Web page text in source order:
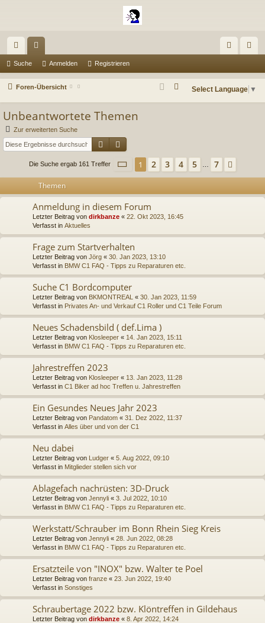
ch
ne
ug
riff
en m ist
Suche Anmelden Registrieren
Foren-Übersicht Select Language ▼
Unbeantwortete Themen
Zur erweiterten Suche
Suche
Die Suche ergab 161 Treffer Seite 1 von 7
1 2 3 4 5 7
Themen
Anmeldung in diesem Forum
Letzter Beitrag von dirkbanze « 22. Okt 2023, 16:45
Verfasst in Aktuelles
Frage zum Startverhalten
Letzter Beitrag von Jörg « 30. Jan 2023, 13:10
Verfasst in BMW C1 FAQ - Tipps zu Reparaturen etc.
Suche C1 Bordcomputer
Letzter Beitrag von BKMONTREAL « 30. Jan 2023, 11:59
Verfasst in Privates An- und Verkauf C1 Roller und C1 Teile Forum
Neues Schadensbild ( def.Lima )
Letzter Beitrag von Klosleeper « 14. Jan 2023, 15:11
Verfasst in BMW C1 FAQ - Tipps zu Reparaturen etc.
Jahrestreffen 2023
Letzter Beitrag von Klosleeper « 13. Jan 2023, 11:28
Verfasst in C1 Biker ad hoc Treffen u. Jahrestreffen
Ein Gesundes Neues Jahr 2023
Letzter Beitrag von Pandatom « 31. Dez 2022, 11:37
Verfasst in Alles über und von der C1
Neu dabei
Letzter Beitrag von Ludger « 5. Aug 2022, 09:10
Verfasst in Mitglieder stellen sich vor
Ablagefach nachrüsten: 3D-Druck
Letzter Beitrag von Jennyli « 3. Jul 2022, 10:10
Verfasst in BMW C1 FAQ - Tipps zu Reparaturen etc.
Werkstatt/Schrauber im Bonn Rhein Sieg Kreis
Letzter Beitrag von Jennyli « 28. Jun 2022, 08:28
Verfasst in BMW C1 FAQ - Tipps zu Reparaturen etc.
Ersatzteile von "INOX" bzw. Walter te Poel
Letzter Beitrag von franze « 23. Jun 2022, 19:40
Verfasst in Sonstiges
Schraubertage 2022 bzw. Klöntreffen in Gildehaus
Letzter Beitrag von dirkbanze « 8. Apr 2022, 14:24